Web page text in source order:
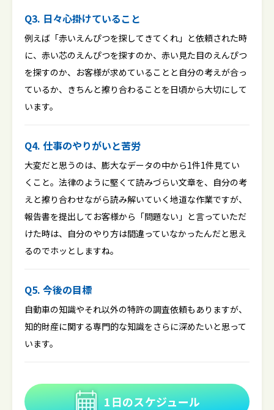
Q3. 日々心掛けていること
例えば「赤いえんぴつを探してきてくれ」と依頼された時
に、赤い芯のえんぴつを探すのか、赤い見た目のえんぴつ
を探すのか、お客様が求めていることと自分の考えが合っ
ているか、きちんと擦り合わることを日頃から大切にして
います。
Q4. 仕事のやりがいと苦労
大変だと思うのは、膨大なデータの中から1件1件見てい
くこと。法律のように堅くて読みづらい文章を、自分の考
えと擦り合わせながら読み解いていく地道な作業ですが、
報告書を提出してお客様から「問題ない」と言っていただ
けた時は、自分のやり方は間違っていなかったんだと思え
るのでホッとしますね。
Q5. 今後の目標
自動車の知識やそれ以外の特許の調査依頼もありますが、
知的財産に関する専門的な知識をさらに深めたいと思って
います。
1日のスケジュール